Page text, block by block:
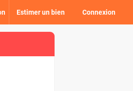
Estimer un bien Connexion